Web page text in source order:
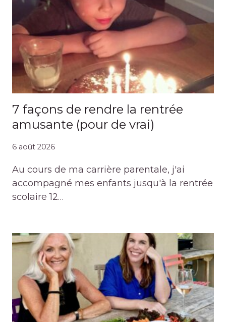
7 façons de rendre la rentrée
amusante (pour de vrai)
6 août 2026
Au cours de ma carrière parentale, j'ai
accompagné mes enfants jusqu'à la rentrée
scolaire 12…